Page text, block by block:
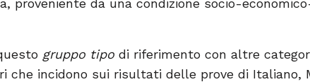
proveniente da una condizione socio-
gruppo tipo di riferimento con altre
che incidono sui risultati delle prove di Italiano,